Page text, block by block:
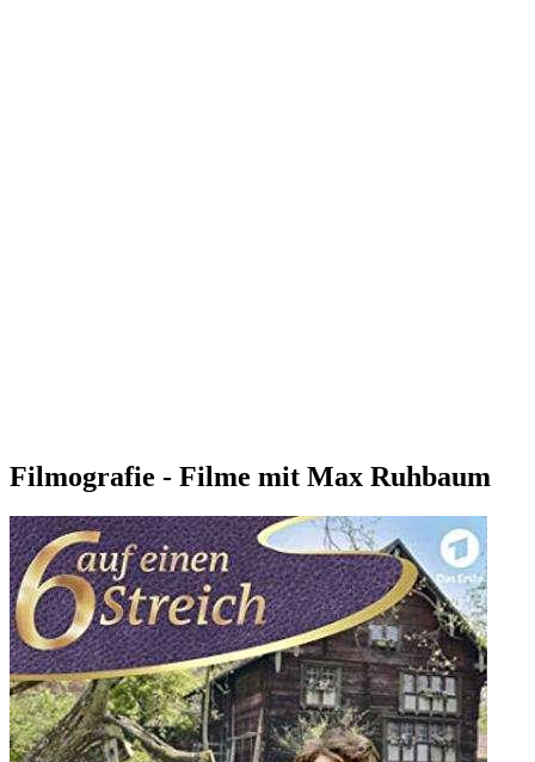
Filmografie - Filme mit Max Ruhbaum